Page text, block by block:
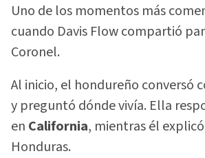
Uno de los momentos más
cuando Davis Flow compartió
Coronel.
Al inicio, el hondureño conversó
y preguntó dónde vivía. Ella
en California, mientras él
Honduras.